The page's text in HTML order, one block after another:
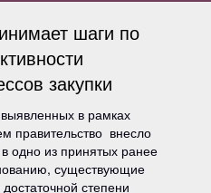
шаги по
закупки
в рамках
правительство внесло
одно из принятых ранее
существующие
степени